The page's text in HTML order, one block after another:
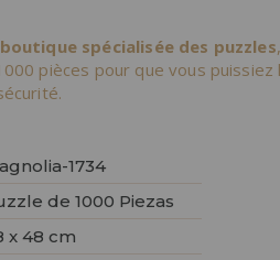
spécialisée des puzzles
pièces pour que vous
1734
de 1000 Piezas
x 48 cm